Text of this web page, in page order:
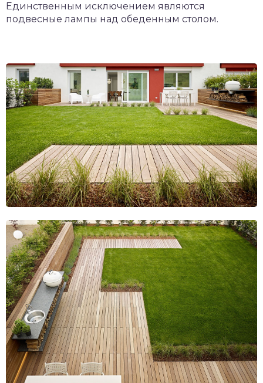
Единственным исключением являются
подвесные лампы над обеденным столом.